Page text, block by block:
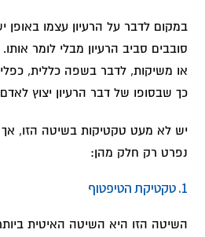
במקום לדבר על הרעיון עצמו באופן
סובבים סביב הרעיון מבלי לומר
או משיקות, לדבר בשפה כללית, כפלי
כך שבסופו של דבר הרעיון יצוץ
יש לא מעט טקטיקות בשיטה הזו,
נפרט רק חלק מהן:
1. טקטיקת הטיפטוף
השיטה הזו היא השיטה האיטית